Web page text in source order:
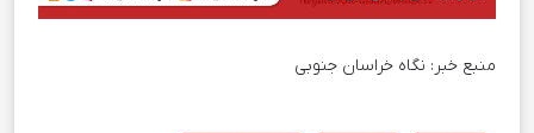
منبع خبر: نگاه خراسان جنوبی